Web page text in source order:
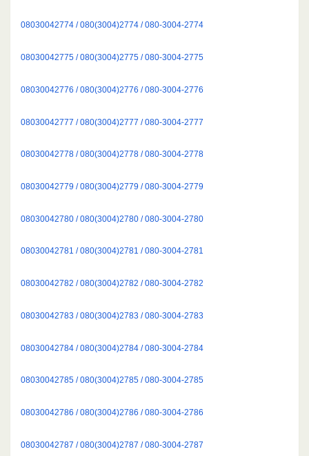
08030042774 / 080(3004)2774 / 080-3004-2774
08030042775 / 080(3004)2775 / 080-3004-2775
08030042776 / 080(3004)2776 / 080-3004-2776
08030042777 / 080(3004)2777 / 080-3004-2777
08030042778 / 080(3004)2778 / 080-3004-2778
08030042779 / 080(3004)2779 / 080-3004-2779
08030042780 / 080(3004)2780 / 080-3004-2780
08030042781 / 080(3004)2781 / 080-3004-2781
08030042782 / 080(3004)2782 / 080-3004-2782
08030042783 / 080(3004)2783 / 080-3004-2783
08030042784 / 080(3004)2784 / 080-3004-2784
08030042785 / 080(3004)2785 / 080-3004-2785
08030042786 / 080(3004)2786 / 080-3004-2786
08030042787 / 080(3004)2787 / 080-3004-2787